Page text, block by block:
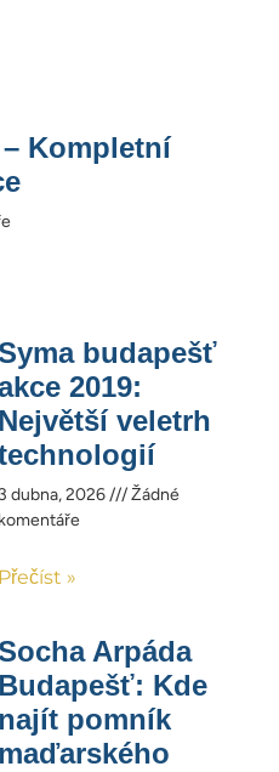
Kompletní
budapešť
2019:
Největší veletrh
3 dubna, 2026
Žádné
komentáře
Přečíst »
Arpáda
Budapešť: Kde
najít pomník
maďarského